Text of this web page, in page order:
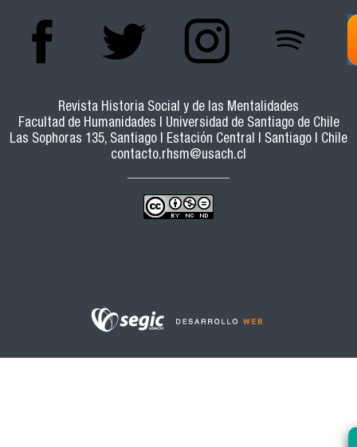
Revista Historia Social y de las Mentalidades
Facultad de Humanidades | Universidad de Santiago de Chile
Las Sophoras 135, Santiago | Estación Central | Santiago | Chile
contacto.rhsm@usach.cl